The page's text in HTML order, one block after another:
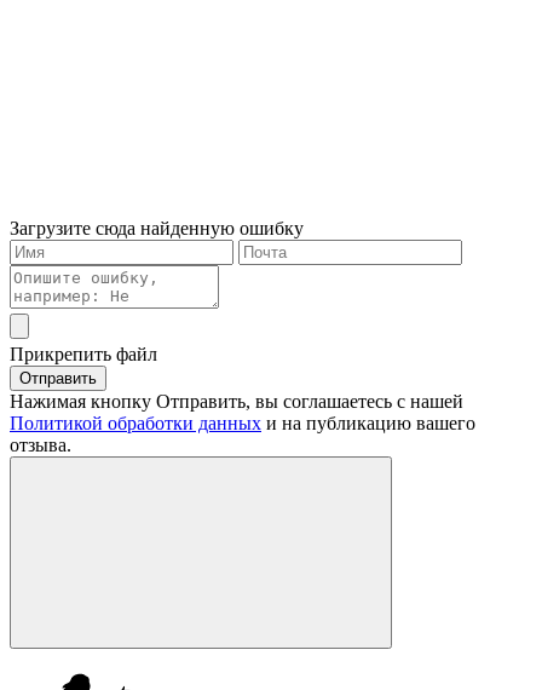
Загрузите сюда найденную ошибку
Прикрепить файл
Отправить
Нажимая кнопку Отправить, вы соглашаетесь с нашей
Политикой обработки данных и на публикацию вашего
отзыва.